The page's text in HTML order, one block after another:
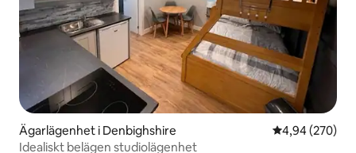
Ägarlägenhet i Denbighshire 4,94 av 5 i
4,94 (270)
Idealiskt belägen studiolägenhet